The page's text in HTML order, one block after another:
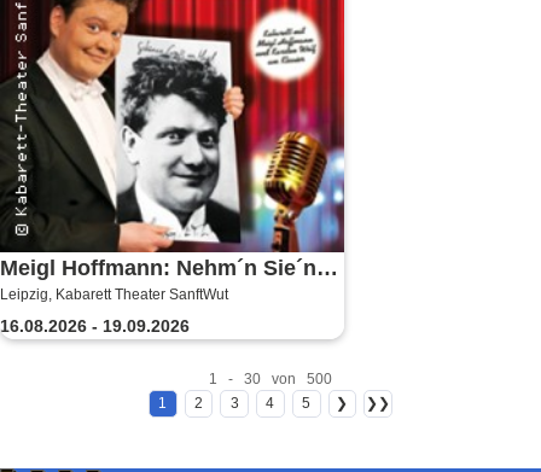
Meigl Hoffmann: Nehm´n Sie´n
Alten! - Ein Otto Reutter-Abend
Leipzig, Kabarett Theater SanftWut
16.08.2026 - 19.09.2026
1 - 30 von 500
1
2 3 4 5 ❯ ❯❯